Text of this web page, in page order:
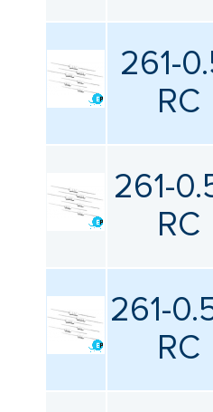
Сопротивление
Номинальная
Допустимое
Температурный
Все
261-
RC
261-
RC
261-
RC